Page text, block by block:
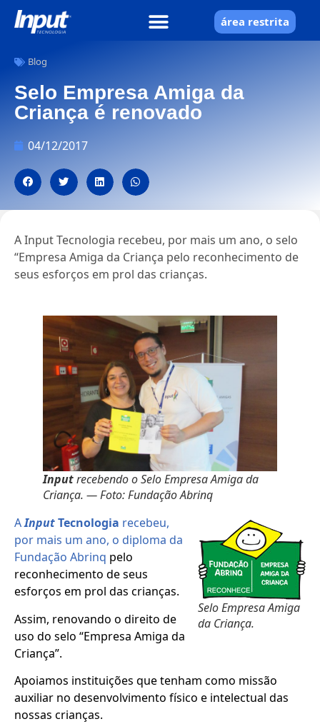
área restrita
Blog
Selo Empresa Amiga da
Criança é renovado
04/12/2017
A Input Tecnologia recebeu, por mais um ano, o selo
“Empresa Amiga da Criança pelo reconhecimento de
seus esforços em prol das crianças.
Inputrecebendo o Selo Empresa Amiga da
Criança. — Foto: Fundação Abrinq
Selo Empresa Amiga
da Criança.
AInputTecnologia recebeu,
por mais um ano, o diploma da
Fundação Abrinq pelo
reconhecimento de seus
esforços em prol das crianças.
Assim, renovando o direito de
uso do selo “Empresa Amiga da
Criança”.
Apoiamos instituições que tenham como missão
auxiliar no desenvolvimento físico e intelectual das
nossas crianças.